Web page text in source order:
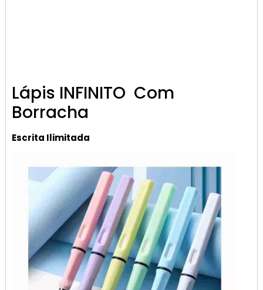
Lápis INFINITO Com
Borracha
Escrita Ilimitada